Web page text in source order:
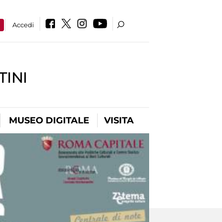
Accedi
MUSEO DIGITALE VISITA